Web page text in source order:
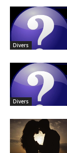
Divers
Divers